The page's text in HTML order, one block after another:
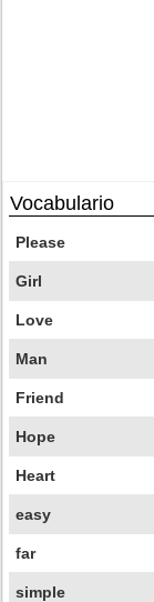
Vocabulario
Please
Girl
Love
Man
Friend
Hope
Heart
easy
far
simple